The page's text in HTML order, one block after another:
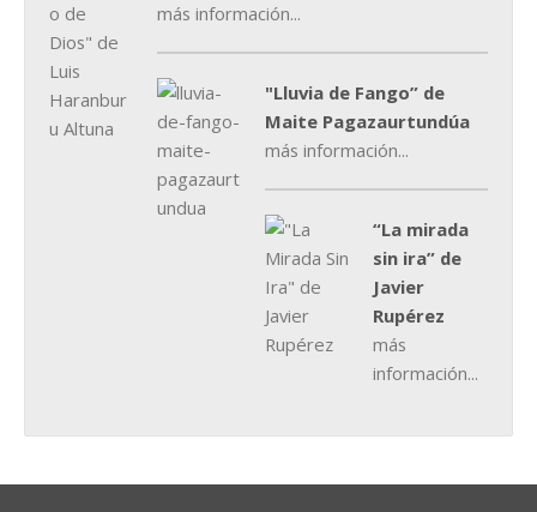
más información...
"Lluvia de Fango” de
Maite Pagazaurtundúa
más información...
“La mirada
sin ira” de
Javier
Rupérez
más
información...